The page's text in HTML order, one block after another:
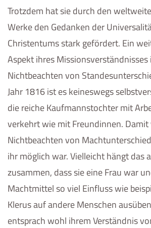
Trotzdem hat sie durch den
Werke den Gedanken der
Christentums stark gefördert. Ein
Aspekt ihres
Nichtbeachten von
Jahr 1816 ist es keineswegs
die reiche Kaufmannstochter mit
verkehrt wie mit Freundinnen.
Nichtbeachten von
ihr möglich war. Vielleicht hängt das
zusammen, dass sie eine Frau war
Machtmittel so viel Einfluss wie
Klerus auf andere Menschen
entsprach wohl ihrem Verständnis